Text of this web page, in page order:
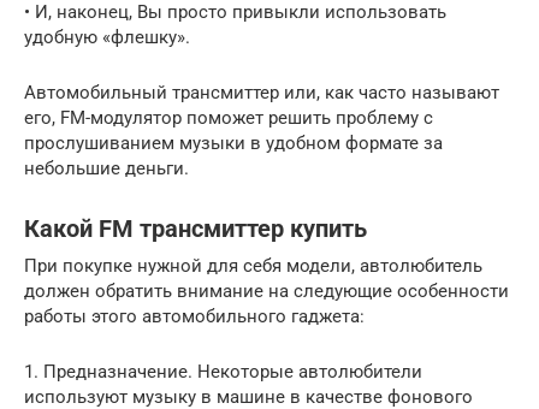
• И, наконец, Вы просто привыкли использовать
удобную «флешку».
Автомобильный трансмиттер или, как часто называют
его, FM-модулятор поможет решить проблему с
прослушиванием музыки в удобном формате за
небольшие деньги.
Какой FM трансмиттер купить
При покупке нужной для себя модели, автолюбитель
должен обратить внимание на следующие особенности
работы этого автомобильного гаджета:
1. Предназначение. Некоторые автолюбители
используют музыку в машине в качестве фонового